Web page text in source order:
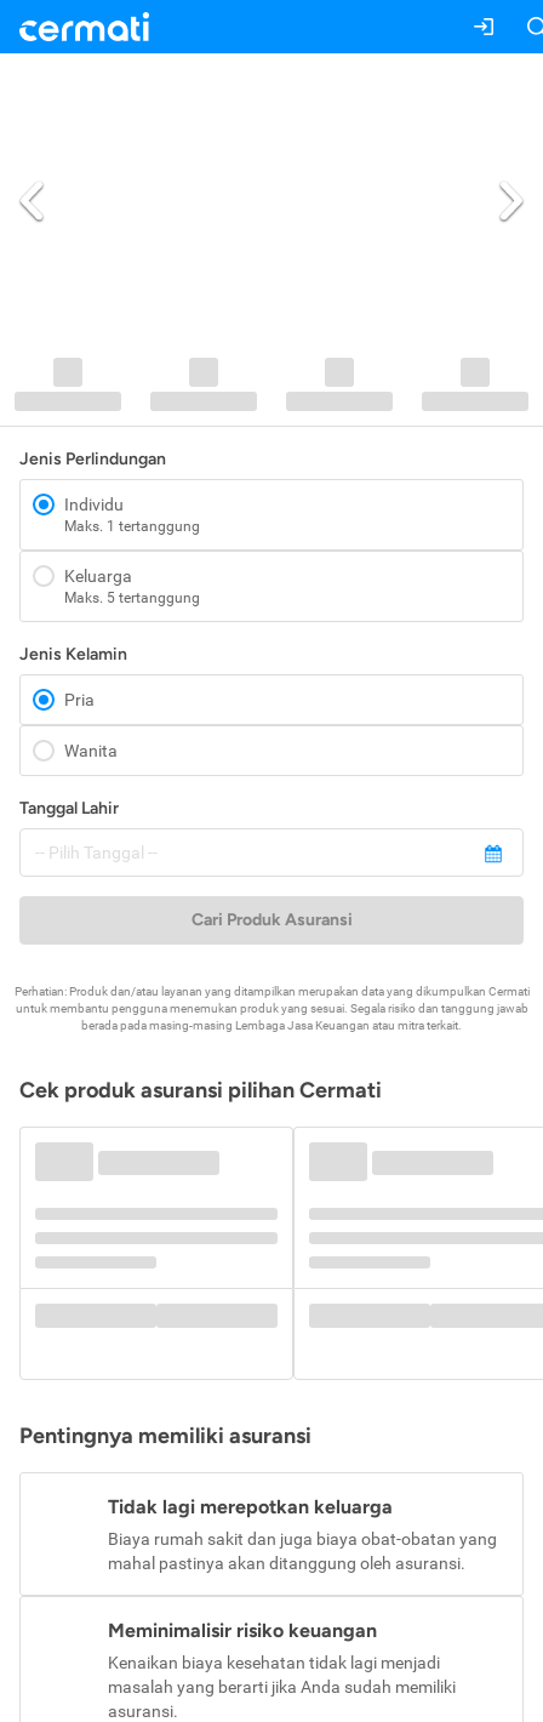
Jenis Perlindungan
Individu
Maks. 1 tertanggung
Keluarga
Maks. 5 tertanggung
Jenis Kelamin
Pria
Wanita
Tanggal Lahir
Cari Produk Asuransi
Perhatian: Produk dan/atau layanan yang ditampilkan merupakan data yang dikumpulkan Cermati
untuk membantu pengguna menemukan produk yang sesuai. Segala risiko dan tanggung jawab
berada pada masing-masing Lembaga Jasa Keuangan atau mitra terkait.
Cek produk asuransi pilihan Cermati
Pentingnya memiliki asuransi
Tidak lagi merepotkan keluarga
Biaya rumah sakit dan juga biaya obat-obatan yang
mahal pastinya akan ditanggung oleh asuransi.
Meminimalisir risiko keuangan
Kenaikan biaya kesehatan tidak lagi menjadi
masalah yang berarti jika Anda sudah memiliki
asuransi.